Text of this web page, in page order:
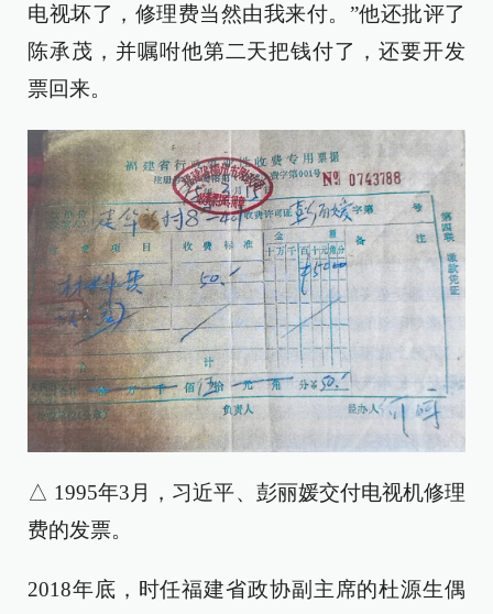
电视坏了，修理费当然由我来付。”他还批评了
陈承茂，并嘱咐他第二天把钱付了，还要开发
票回来。
△ 1995年3月，习近平、彭丽媛交付电视机修理
费的发票。
2018年底，时任福建省政协副主席的杜源生偶